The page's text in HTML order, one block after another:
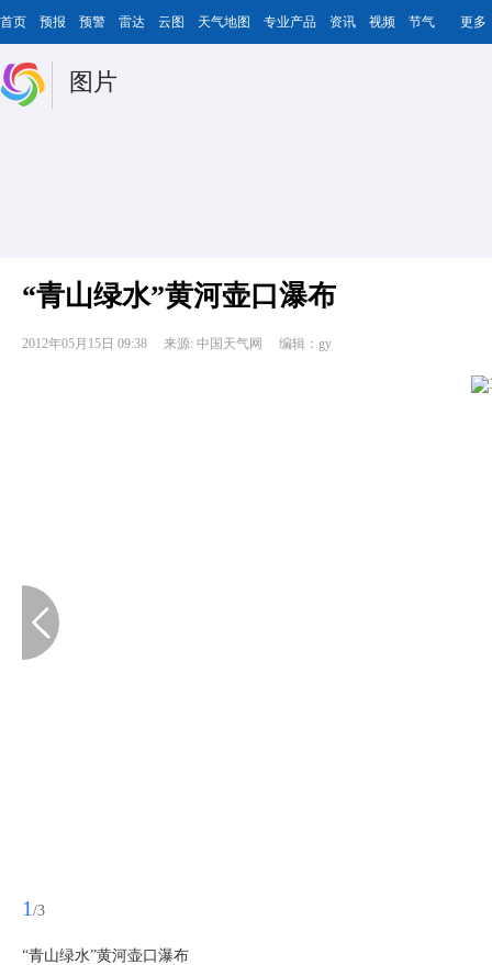
首页 预报 预警 雷达 云图 天气地图 专业产品 资讯 视频 节气 更多
图片
“青山绿水”黄河壶口瀑布
2012年05月15日 09:38 来源: 中国天气网 编辑：gy
1 /3
“青山绿水”黄河壶口瀑布